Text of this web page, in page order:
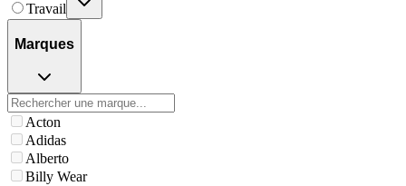
Travail
Marques
Acton
Adidas
Alberto
Billy Wear